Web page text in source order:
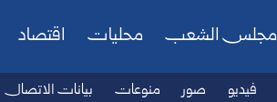
مجلس الشعب محليات اقتصاد
فيديو صور منوعات بيانات الاتصال